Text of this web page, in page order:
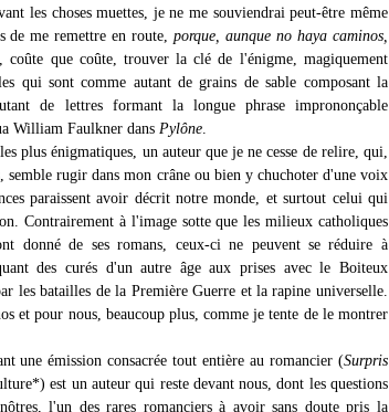
les choses muettes, je ne me souviendrai peut-être même
de me remettre en route,porque, aunque no haya caminos,
que coûte, trouver la clé de l'énigme, magiquement
qui sont comme autant de grains de sable composant la
de lettres formant la longue phrase imprononçable
William Faulkner dans Pylône
plus énigmatiques, un auteur que je ne cesse de relire, qui,
semble rugir dans mon crâne ou bien y chuchoter d'une voix
paraissent avoir décrit notre monde, et surtout celui qui
Contrairement à l'image sotte que les milieux catholiques
donné de ses romans, ceux-ci ne peuvent se réduire à
des curés d'un autre âge aux prises avec le Boiteux
les batailles de la Première Guerre et la rapine universelle.
et pour nous, beaucoup plus, comme je tente de le montrer
une émission consacrée tout entière au romancier (Surpris
est un auteur qui reste devant nous, dont les questions
l'un des rares romanciers à avoir sans doute pris la